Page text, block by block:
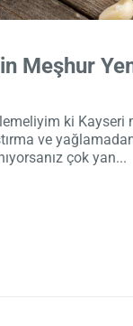
Meşhur
ki Kayseri
ve
çok yan